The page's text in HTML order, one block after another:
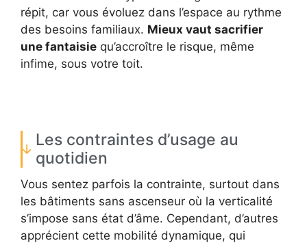
répit, car vous évoluez dans l’espace au rythme
des besoins familiaux. Mieux vaut sacrifier
une fantaisie qu’accroître le risque, même
infime, sous votre toit.
Les contraintes d’usage au
quotidien
Vous sentez parfois la contrainte, surtout dans
les bâtiments sans ascenseur où la verticalité
s’impose sans état d’âme. Cependant, d’autres
apprécient cette mobilité dynamique, qui